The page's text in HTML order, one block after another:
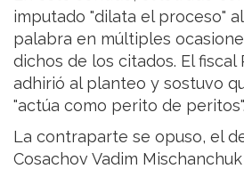
imputado "dilata el proceso"
palabra en múltiples
dichos de los citados. El fiscal
adhirió al planteo y sostuvo
"actúa como perito de peritos".
La contraparte se opuso, el
Cosachov Vadim